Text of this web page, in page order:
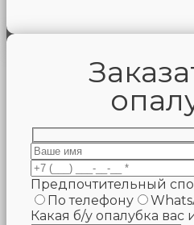
Предпочтительный
По телефону
Какая б/у опалубка вас